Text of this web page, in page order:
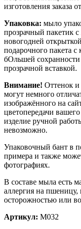
изготовления заказа
Упаковка: мыло
прозрачный пакетик
новогодней
подарочного пакета
бОльшей сохранности
прозрачной вставкой.
Внимание! Оттенок и
могут немного
изображённого на
цветопередачи
изделие ручной
невозможно.
Упаковочный бант в
примера и также
фотографиях.
В составе мыла есть
аллергия на пшеницу,
осторожностью или
Артикул: М032